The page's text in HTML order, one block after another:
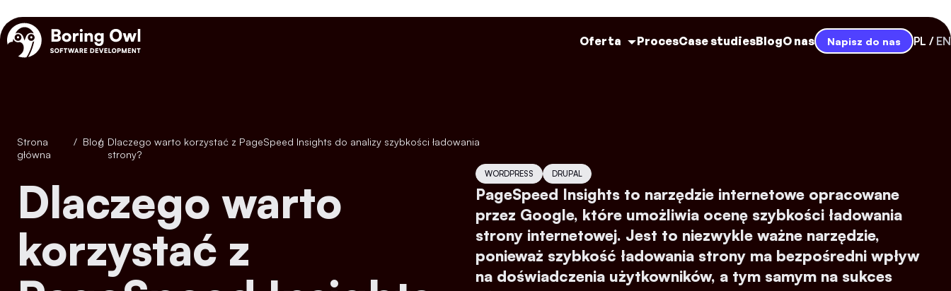
Oferta ProcesCase studiesBlogO nas Napisz do nas PL EN
Strona
główna
/ Blog
/ Dlaczego warto korzystać z PageSpeed Insights do analizy szybkości ładowania
strony?
Dlaczego warto
korzystać z
WORDPRESS DRUPAL
PageSpeed Insights to narzędzie internetowe opracowane
przez Google, które umożliwia ocenę szybkości ładowania
strony internetowej. Jest to niezwykle ważne narzędzie,
ponieważ szybkość ładowania strony ma bezpośredni wpływ
na doświadczenia użytkowników, a tym samym na sukces